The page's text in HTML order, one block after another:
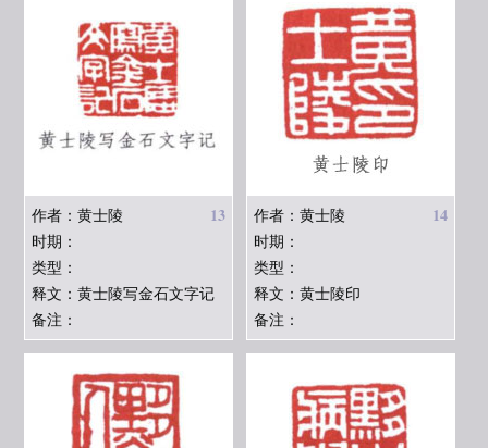
13
作者：黄士陵
时期：
类型：
释文：黄士陵写金石文字记
备注：
14
作者：黄士陵
时期：
类型：
释文：黄士陵印
备注：